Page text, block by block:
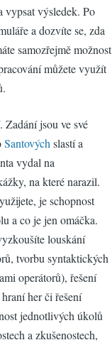
vypsat výsledek. Po
a dozvíte se, zda
samozřejmě možnost
můžete využít
Zadání jsou ve své
Santových slastí a
vydal na
na které narazil.
je schopnost
a co je jen omáčka.
louskání
tvorbu syntaktických
operátorů), řešení
hraní her či řešení
jednotlivých úkolů
a zkušenostech,